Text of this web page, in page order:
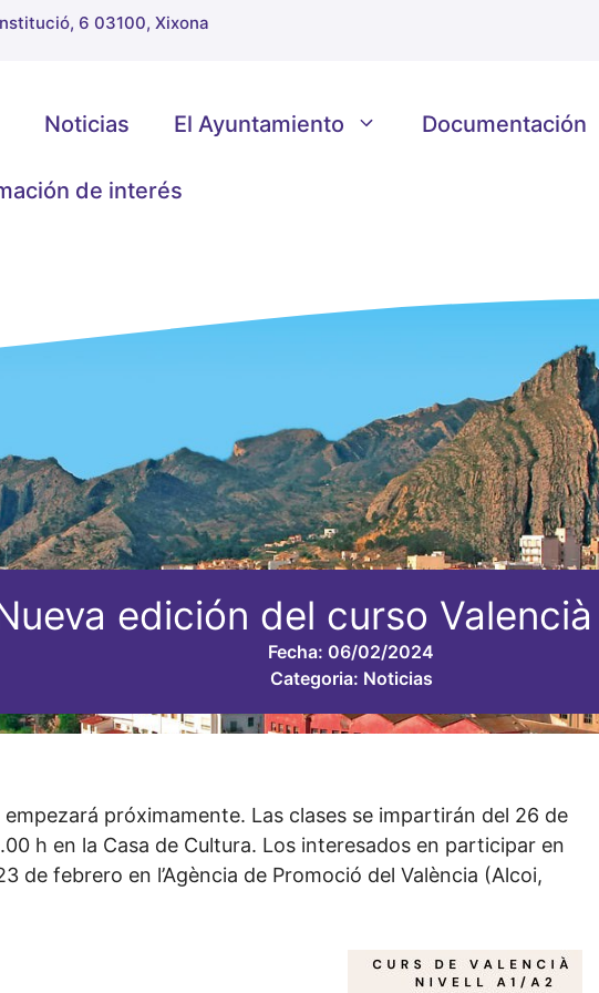
6 03100, Xixona
Noticias El Ayuntamiento Documentación
de interés
edición del curso Valencià
Fecha: 06/02/2024
Categoria: Noticias
próximamente. Las clases se impartirán del 26 de
h en la Casa de Cultura. Los interesados en participar en
de febrero en l’Agència de Promoció del València (Alcoi,